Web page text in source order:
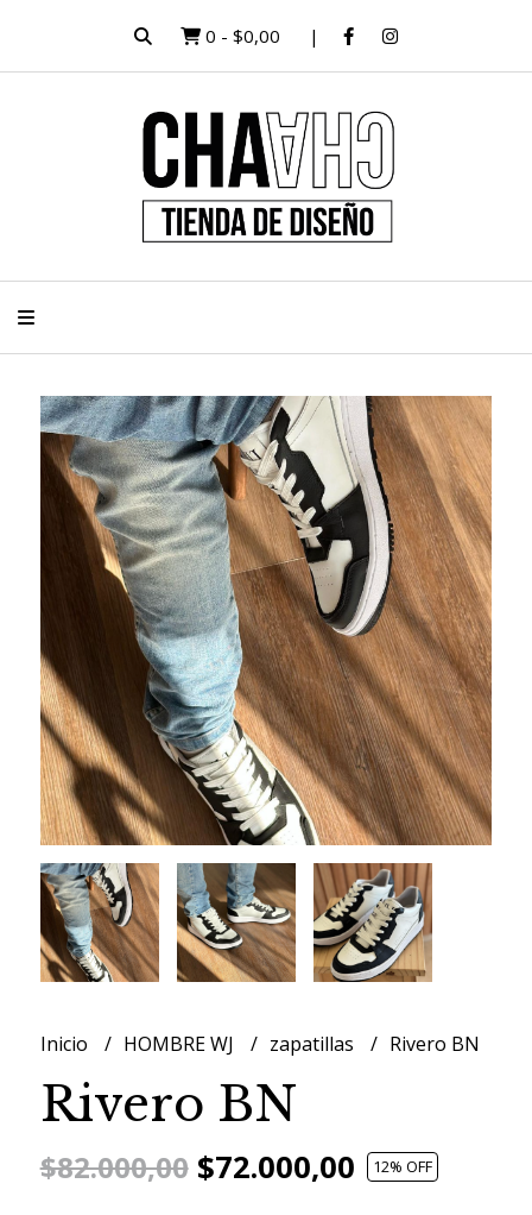
0 - $0,00
Inicio HOMBRE WJ zapatillas Rivero BN
Rivero BN
$82.000,00$72.000,00 12% OFF